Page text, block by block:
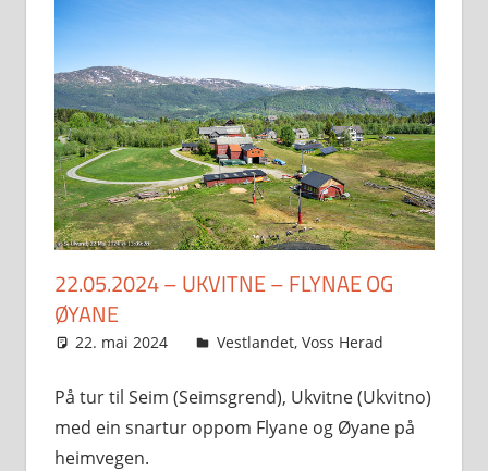
22.05.2024 – UKVITNE – FLYNAE OG
ØYANE
22. mai 2024 Svein
Vestlandet, Voss Herad
På tur til Seim (Seimsgrend), Ukvitne (Ukvitno)
med ein snartur oppom Flyane og Øyane på
heimvegen.